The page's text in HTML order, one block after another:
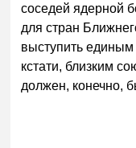
соседей ядерной
для стран
выступить
кстати, близким
должен, конечно,